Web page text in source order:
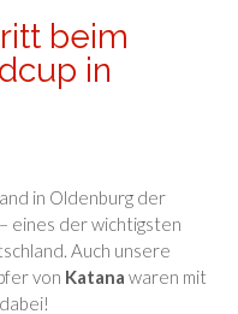
beim
in
in Oldenburg der
eines der wichtigsten
Auch unsere
von Katana waren mit